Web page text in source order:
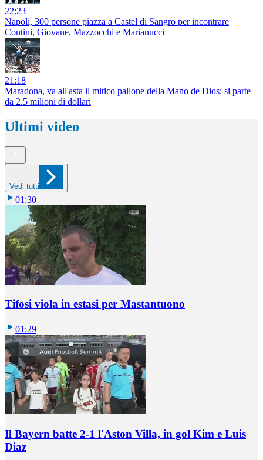
22:23
Napoli, 300 persone piazza a Castel di Sangro per incontrare
Contini, Giovane, Mazzocchi e Marianucci
21:18
Maradona, va all'asta il mitico pallone della Mano de Dios: si parte
da 2.5 milioni di dollari
Ultimi video
Vedi tutti
01:30
Tifosi viola in estasi per Mastantuono
01:29
Il Bayern batte 2-1 l'Aston Villa, in gol Kim e Luis
Diaz